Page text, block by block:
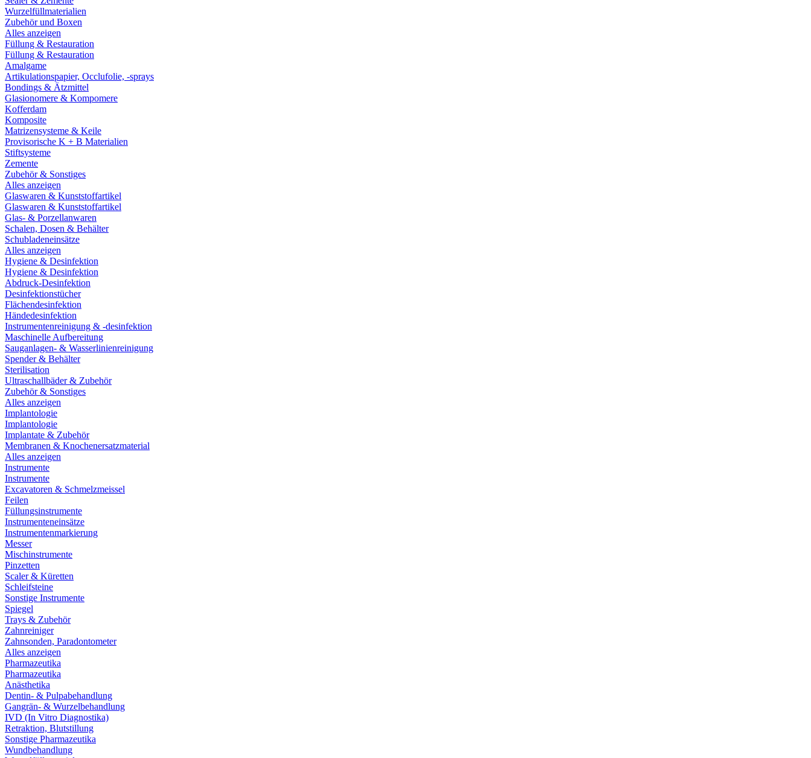
Wurzelfüllmaterialien
Zubehör und Boxen
Alles anzeigen
Füllung & Restauration
Füllung & Restauration
Amalgame
Artikulationspapier, Occlufolie, -sprays
Bondings & Ätzmittel
Glasionomere & Kompomere
Kofferdam
Komposite
Matrizensysteme & Keile
Provisorische K + B Materialien
Stiftsysteme
Zemente
Zubehör & Sonstiges
Alles anzeigen
Glaswaren & Kunststoffartikel
Glaswaren & Kunststoffartikel
Glas- & Porzellanwaren
Schalen, Dosen & Behälter
Schubladeneinsätze
Alles anzeigen
Hygiene & Desinfektion
Hygiene & Desinfektion
Abdruck-Desinfektion
Desinfektionstücher
Flächendesinfektion
Händedesinfektion
Instrumentenreinigung & -desinfektion
Maschinelle Aufbereitung
Sauganlagen- & Wasserlinienreinigung
Spender & Behälter
Sterilisation
Ultraschallbäder & Zubehör
Zubehör & Sonstiges
Alles anzeigen
Implantologie
Implantologie
Implantate & Zubehör
Membranen & Knochenersatzmaterial
Alles anzeigen
Instrumente
Instrumente
Excavatoren & Schmelzmeissel
Feilen
Füllungsinstrumente
Instrumenteneinsätze
Instrumentenmarkierung
Messer
Mischinstrumente
Pinzetten
Scaler & Küretten
Schleifsteine
Sonstige Instrumente
Spiegel
Trays & Zubehör
Zahnreiniger
Zahnsonden, Paradontometer
Alles anzeigen
Pharmazeutika
Pharmazeutika
Anästhetika
Dentin- & Pulpabehandlung
Gangrän- & Wurzelbehandlung
IVD (In Vitro Diagnostika)
Retraktion, Blutstillung
Sonstige Pharmazeutika
Wundbehandlung